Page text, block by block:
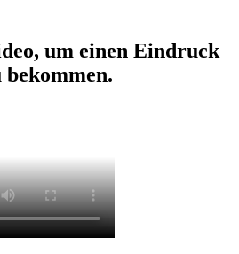
, um einen Ein­druck